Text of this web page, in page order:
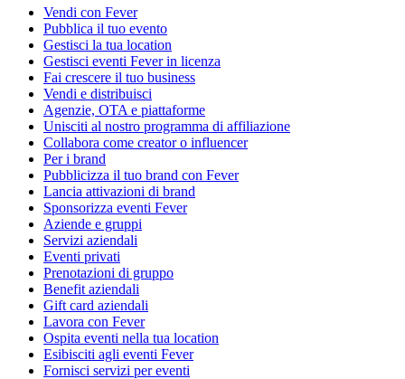
Vendi con Fever
Pubblica il tuo evento
Gestisci la tua location
Gestisci eventi Fever in licenza
Fai crescere il tuo business
Vendi e distribuisci
Agenzie, OTA e piattaforme
Unisciti al nostro programma di affiliazione
Collabora come creator o influencer
Per i brand
Pubblicizza il tuo brand con Fever
Lancia attivazioni di brand
Sponsorizza eventi Fever
Aziende e gruppi
Servizi aziendali
Eventi privati
Prenotazioni di gruppo
Benefit aziendali
Gift card aziendali
Lavora con Fever
Ospita eventi nella tua location
Esibisciti agli eventi Fever
Fornisci servizi per eventi